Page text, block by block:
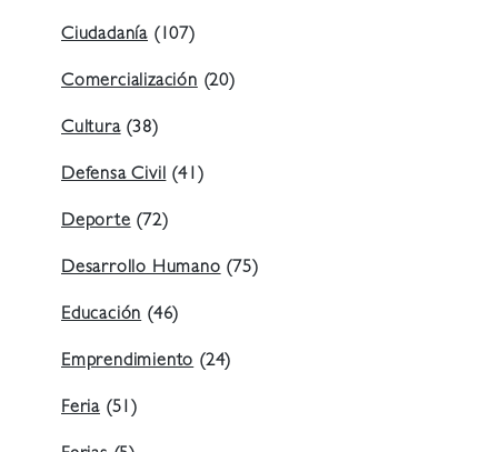
Ciudadanía (107)
Comercialización(20)
Cultura(38)
Defensa Civil(41)
Deporte(72)
Desarrollo Humano(75)
Educación(46)
Emprendimiento(24)
Feria (51)